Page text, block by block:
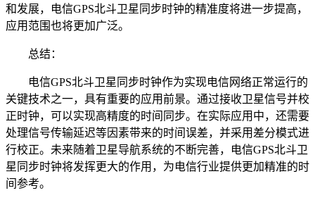
和发展，电信GPS北斗卫星同步时钟的精准度将进一步提高，
应用范围也将更加广泛。
总结：
电信GPS北斗卫星同步时钟作为实现电信网络正常运行的
关键技术之一，具有重要的应用前景。通过接收卫星信号并校
正时钟，可以实现高精度的时间同步。在实际应用中，还需要
处理信号传输延迟等因素带来的时间误差，并采用差分模式进
行校正。未来随着卫星导航系统的不断完善，电信GPS北斗卫
星同步时钟将发挥更大的作用，为电信行业提供更加精准的时
间参考。